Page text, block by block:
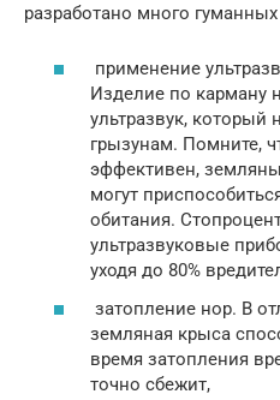
разработано много
применение
Изделие по карману
ультразвук, который
грызунам. Помните,
эффективен,
могут
обитания.
ультразвуковые
уходя до 80%
затопление нор. В
земляная крыса
время затопления
точно сбежит,